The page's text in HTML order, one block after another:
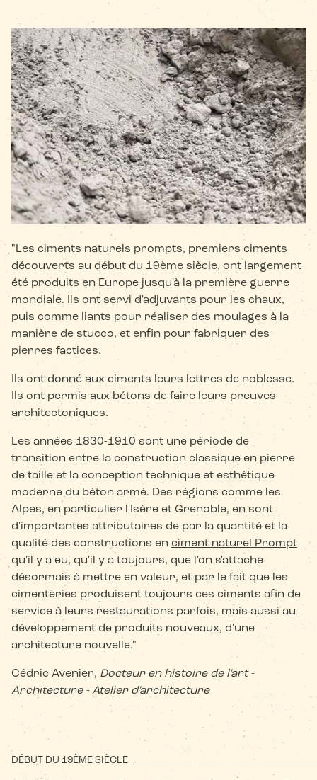
"Les ciments naturels prompts, premiers ciments
découverts au début du 19ème siècle, ont largement
été produits en Europe jusqu'à la première guerre
mondiale. Ils ont servi d'adjuvants pour les chaux,
puis comme liants pour réaliser des moulages à la
manière de stucco, et enfin pour fabriquer des
pierres factices.
Ils ont donné aux ciments leurs lettres de noblesse.
Ils ont permis aux bétons de faire leurs preuves
architectoniques.
Les années 1830-1910 sont une période de
transition entre la construction classique en pierre
de taille et la conception technique et esthétique
moderne du béton armé. Des régions comme les
Alpes, en particulier l'Isère et Grenoble, en sont
d'importantes attributaires de par la quantité et la
qualité des constructions en ciment naturel Prompt
qu'il y a eu, qu'il y a toujours, que l'on s'attache
désormais à mettre en valeur, et par le fait que les
cimenteries produisent toujours ces ciments afin de
service à leurs restaurations parfois, mais aussi au
développement de produits nouveaux, d'une
architecture nouvelle."
Cédric Avenier, Docteur en histoire de l'art -
Architecture - Atelier d'architecture
DÉBUT DU 19ÈME SIÈCLE